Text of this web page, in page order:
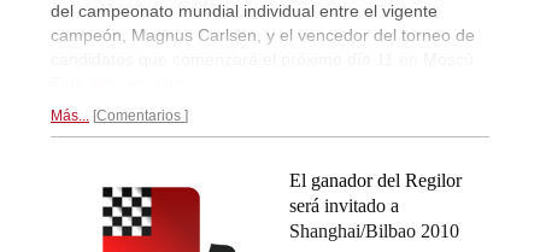
del campeonato mundial individual entre el vigente
campeón, Magnus Carlsen, y el vencedor del torneo de
Más... Comentarios
El ganador del Regilor
será invitado a
Shanghai/Bilbao 2010